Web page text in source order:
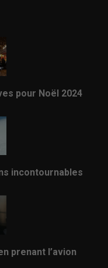
pour Noël 2024
incontournables
prenant l’avion